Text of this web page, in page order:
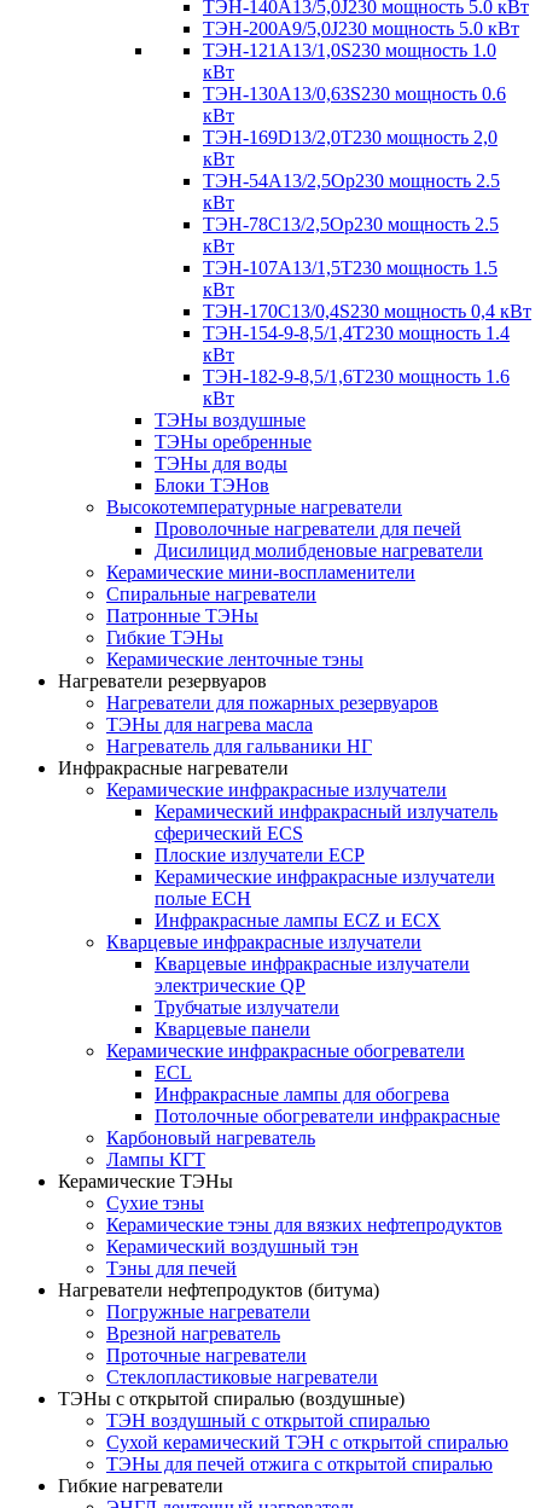
ТЭН-140А13/5,0J230 мощность 5.0 кВт
ТЭН-200А9/5,0J230 мощность 5.0 кВт
ТЭН-121А13/1,0S230 мощность 1.0
кВт
ТЭН-130А13/0,63S230 мощность 0.6
кВт
ТЭН-169D13/2,0T230 мощность 2,0
кВт
ТЭН-54А13/2,5Ор230 мощность 2.5
кВт
ТЭН-78С13/2,5Ор230 мощность 2.5
кВт
ТЭН-107А13/1,5Т230 мощность 1.5
кВт
ТЭН-170C13/0,4S230 мощность 0,4 кВт
ТЭН-154-9-8,5/1,4Т230 мощность 1.4
кВт
ТЭН-182-9-8,5/1,6Т230 мощность 1.6
кВт
ТЭНы воздушные
ТЭНы оребренные
ТЭНы для воды
Блоки ТЭНов
Высокотемпературные нагреватели
Проволочные нагреватели для печей
Дисилицид молибденовые нагреватели
Керамические мини-воспламенители
Спиральные нагреватели
Патронные ТЭНы
Гибкие ТЭНы
Керамические ленточные тэны
Нагреватели резервуаров
Нагреватели для пожарных резервуаров
ТЭНы для нагрева масла
Нагреватель для гальваники НГ
Инфракрасные нагреватели
Керамические инфракрасные излучатели
Керамический инфракрасный излучатель
сферический ECS
Плоские излучатели ECP
Керамические инфракрасные излучатели
полые ECH
Инфракрасные лампы ECZ и ECX
Кварцевые инфракрасные излучатели
Кварцевые инфракрасные излучатели
электрические QP
Трубчатые излучатели
Кварцевые панели
Керамические инфракрасные обогреватели
ECL
Инфракрасные лампы для обогрева
Потолочные обогреватели инфракрасные
Карбоновый нагреватель
Лампы КГТ
Керамические ТЭНы
Сухие тэны
Керамические тэны для вязких нефтепродуктов
Керамический воздушный тэн
Тэны для печей
Нагреватели нефтепродуктов (битума)
Погружные нагреватели
Врезной нагреватель
Проточные нагреватели
Стеклопластиковые нагреватели
ТЭНы с открытой спиралью (воздушные)
ТЭН воздушный с открытой спиралью
Сухой керамический ТЭН с открытой спиралью
ТЭНы для печей отжига с открытой спиралью
Гибкие нагреватели